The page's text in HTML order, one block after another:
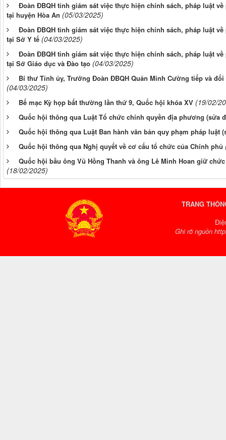
Đoàn ĐBQH tỉnh giám sát việc thực hiện chính sách, pháp luật
tại huyện Hòa An (05/03/2025)
Đoàn ĐBQH tỉnh giám sát việc thực hiện chính sách, pháp luật
tại Sở Y tế (04/03/2025)
Đoàn ĐBQH tỉnh giám sát việc thực hiện chính sách, pháp luật
tại Sở Giáo dục và Đào tạo (04/03/2025)
Bí thư Tỉnh ủy, Trưởng Đoàn ĐBQH Quản Minh Cường tiếp và
(04/03/2025)
Bế mạc Kỳ họp bất thường lần thứ 9, Quốc hội khóa XV (19/02/
Quốc hội thông qua Luật Tổ chức chính quyền địa phương (sửa
Quốc hội thông qua Luật Ban hành văn bản quy phạm pháp luật
Quốc hội thông qua Nghị quyết về cơ cấu tổ chức của Chính phủ
Quốc hội bầu ông Vũ Hồng Thanh và ông Lê Minh Hoan giữ
(18/02/2025)
TRANG
Ghi rõ nguồn